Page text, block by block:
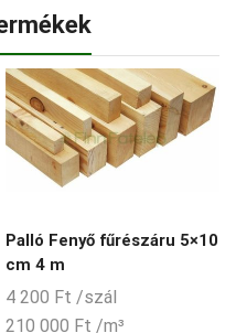
Palló Fenyő fűrészáru 5×10
cm 4 m
4 200 Ft /szál
210 000 Ft /m³